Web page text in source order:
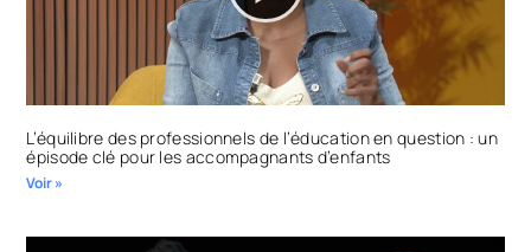
L’équilibre des professionnels de l’éducation en question : un
épisode clé pour les accompagnants d’enfants
Voir »